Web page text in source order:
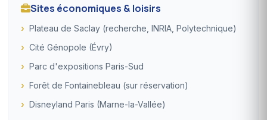
Sites économiques & loisirs
Plateau de Saclay (recherche, INRIA, Polytechnique)
Cité Génopole (Évry)
Parc d'expositions Paris-Sud
Forêt de Fontainebleau (sur réservation)
Disneyland Paris (Marne-la-Vallée)